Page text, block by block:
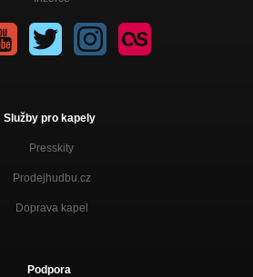
Služby pro kapely
Presskity
Prodejhudbu.cz
Doprava kapel
Podpora